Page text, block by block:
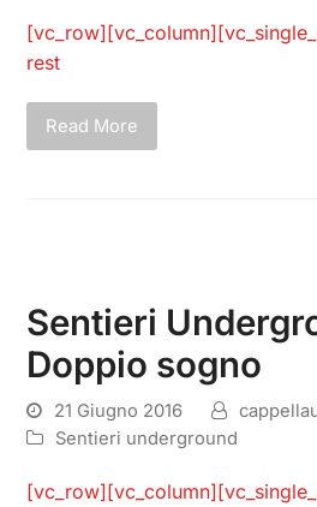
rest
Read More
Sentieri
Doppio sogno
21 Giugno 2016
Sentieri underground